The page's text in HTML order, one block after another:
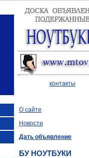
контакты
О сайте
Новости
Дать объявление
БУ НОУТБУКИ